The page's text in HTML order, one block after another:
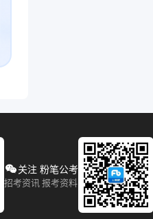
关注 粉笔公考
招考资讯 报考资料